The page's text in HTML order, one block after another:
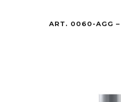
ART. 0060-AGG –